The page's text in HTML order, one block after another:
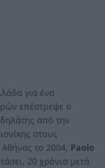
για ένα
επέστρεψε ο
από την
στους
το 2004, Paolo
20 χρόνια μετά